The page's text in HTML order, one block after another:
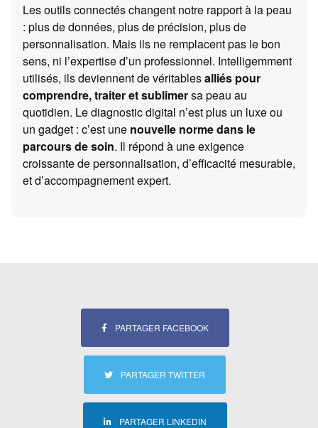
Les outils connectés changent notre rapport à la peau
: plus de données, plus de précision, plus de
personnalisation. Mais ils ne remplacent pas le bon
sens, ni l’expertise d’un professionnel. Intelligemment
utilisés, ils deviennent de véritablesalliés pour
comprendre, traiter et sublimersa peau au
quotidien. Le diagnostic digital n’est plus un luxe ou
un gadget : c’est une nouvelle norme dans le
parcours de soin. Il répond à une exigence
croissante de personnalisation, d’efficacité mesurable,
et d’accompagnement expert.
PARTAGER FACEBOOK
PARTAGER TWITTER
PARTAGER LINKEDIN